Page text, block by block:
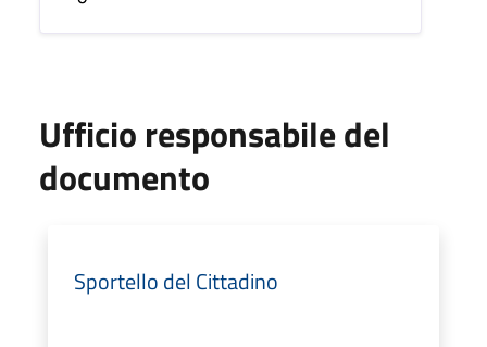
Ufficio responsabile del
documento
Sportello del Cittadino